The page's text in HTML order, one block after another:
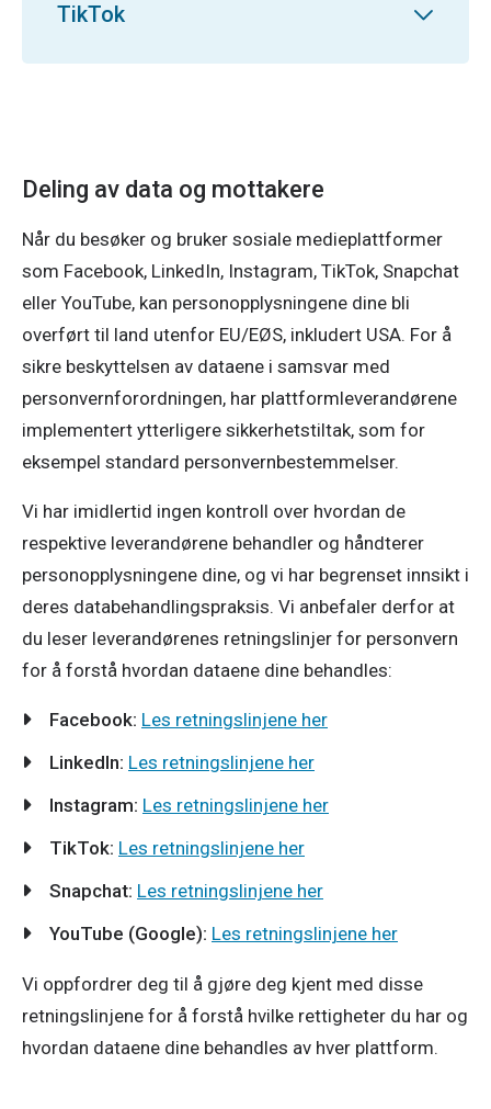
TikTok
Deling av data og mottakere
Når du besøker og bruker sosiale medieplattformer
som Facebook, LinkedIn, Instagram, TikTok, Snapchat
eller YouTube, kan personopplysningene dine bli
overført til land utenfor EU/EØS, inkludert USA. For å
sikre beskyttelsen av dataene i samsvar med
personvernforordningen, har plattformleverandørene
implementert ytterligere sikkerhetstiltak, som for
eksempel standard personvernbestemmelser.
Vi har imidlertid ingen kontroll over hvordan de
respektive leverandørene behandler og håndterer
personopplysningene dine, og vi har begrenset innsikt i
deres databehandlingspraksis. Vi anbefaler derfor at
du leser leverandørenes retningslinjer for personvern
for å forstå hvordan dataene dine behandles:
Facebook: Les retningslinjene her
LinkedIn: Les retningslinjene her
Instagram: Les retningslinjene her
TikTok: Les retningslinjene her
Snapchat: Les retningslinjene her
YouTube (Google): Les retningslinjene her
Vi oppfordrer deg til å gjøre deg kjent med disse
retningslinjene for å forstå hvilke rettigheter du har og
hvordan dataene dine behandles av hver plattform.